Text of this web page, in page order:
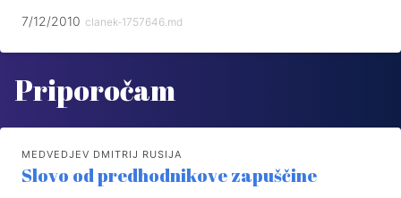
7/12/2010 clanek-1757646.md
Priporočam
MEDVEDJEV DMITRIJ RUSIJA
Slovo od predhodnikove zapuščine